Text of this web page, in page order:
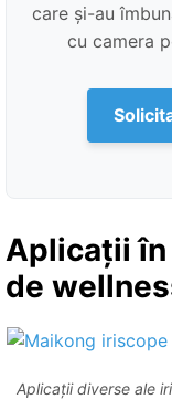
care și-au
cu camera
Aplicații
de
Aplicații diverse ale